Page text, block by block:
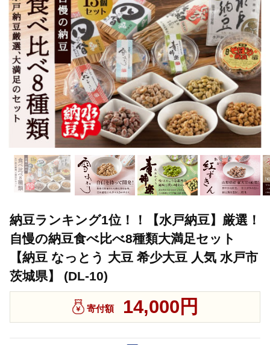
納豆ランキング1位！！【水戸納豆】厳選！
自慢の納豆食べ比べ8種類大満足セット
【納豆 なっとう 大豆 希少大豆 人気 水戸市
茨城県】 (DL-10)
寄付額 14,000円